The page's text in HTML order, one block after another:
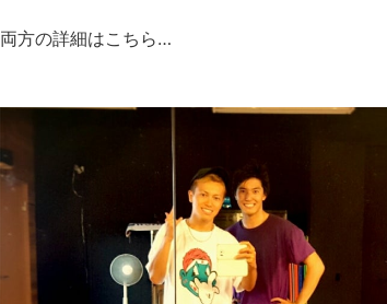
両方の詳細はこちら…